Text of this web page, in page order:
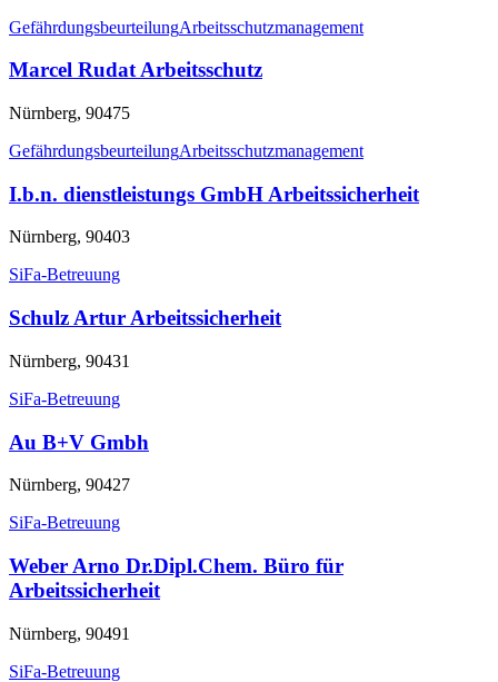
GefährdungsbeurteilungArbeitsschutzmanagement
Marcel Rudat Arbeitsschutz
Nürnberg, 90475
GefährdungsbeurteilungArbeitsschutzmanagement
I.b.n. dienstleistungs GmbH Arbeitssicherheit
Nürnberg, 90403
SiFa-Betreuung
Schulz Artur Arbeitssicherheit
Nürnberg, 90431
SiFa-Betreuung
Au B+V Gmbh
Nürnberg, 90427
SiFa-Betreuung
Weber Arno Dr.Dipl.Chem. Büro für
Arbeitssicherheit
Nürnberg, 90491
SiFa-Betreuung